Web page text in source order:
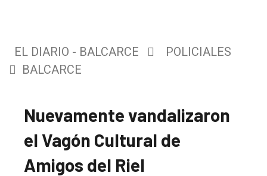
EL DIARIO - BALCARCE
POLICIALES
BALCARCE
Nuevamente vandalizaron
el Vagón Cultural de
Amigos del Riel